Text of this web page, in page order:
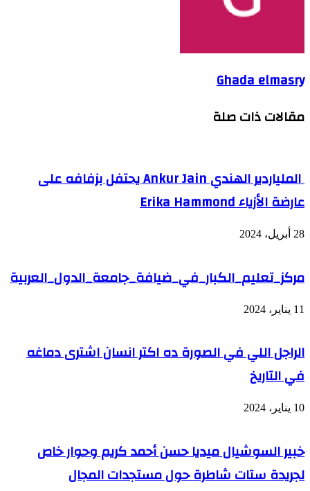
Ghada elmasry
مقالات ذات صلة
الملياردير الهندي ‎Ankur Jain يحتفل بزفافه على
عارضة الأزياء Erika Hammond
28 أبريل، 2024
مركز_تعليم_الكبار_في_ضيافة_جامعة_الدول_العربية
11 يناير، 2024
الراجل اللي في الصورة ده اكتر انسان اشترى دماغه
في التاريخ
10 يناير، 2024
خبير السوشيال ميديا حسن أحمد كريم وحوار خاص
لجريدة ستات شاطرة حول مستجدات المجال